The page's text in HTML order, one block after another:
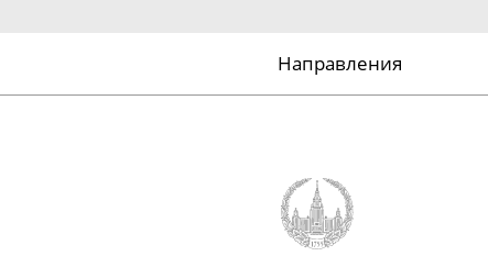
Направления